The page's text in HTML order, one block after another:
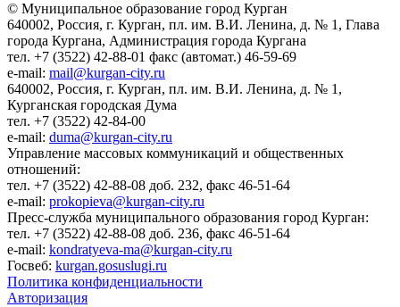
© Муниципальное образование город Курган
640002, Россия, г. Курган, пл. им. В.И. Ленина, д. № 1, Глава
города Кургана, Администрация города Кургана
тел. +7 (3522) 42-88-01 факс (автомат.) 46-59-69
e-mail: mail@kurgan-city.ru
640002, Россия, г. Курган, пл. им. В.И. Ленина, д. № 1,
Курганская городская Дума
тел. +7 (3522) 42-84-00
e-mail: duma@kurgan-city.ru
Управление массовых коммуникаций и общественных
отношений:
тел. +7 (3522) 42-88-08 доб. 232, факс 46-51-64
e-mail: prokopieva@kurgan-city.ru
Пресс-служба муниципального образования город Курган:
тел. +7 (3522) 42-88-08 доб. 236, факс 46-51-64
e-mail: kondratyeva-ma@kurgan-city.ru
Госвеб: kurgan.gosuslugi.ru
Политика конфиденциальности
Авторизация